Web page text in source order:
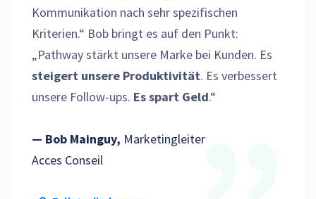
Kommunikation nach sehr spezifischen
Kriterien.“ Bob bringt es auf den Punkt:
„Pathway stärkt unsere Marke bei Kunden. Es
steigert unsere Produktivität. Es verbessert
unsere Follow-ups. Es spart Geld.“
— Bob Mainguy, Marketingleiter
Acces Conseil